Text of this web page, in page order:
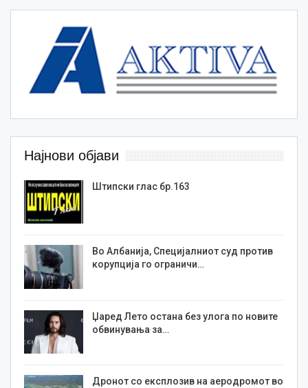
Најнови објави
Штипски глас бр.163
Во Албанија, Специјалниот суд против
корупција го ограничи…
Џаред Лето остана без улога по новите
обвинувања за…
Дронот со експлозив на аеродромот во